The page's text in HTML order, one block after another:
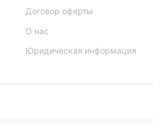
Договор оферты
О нас
Юридическая информация